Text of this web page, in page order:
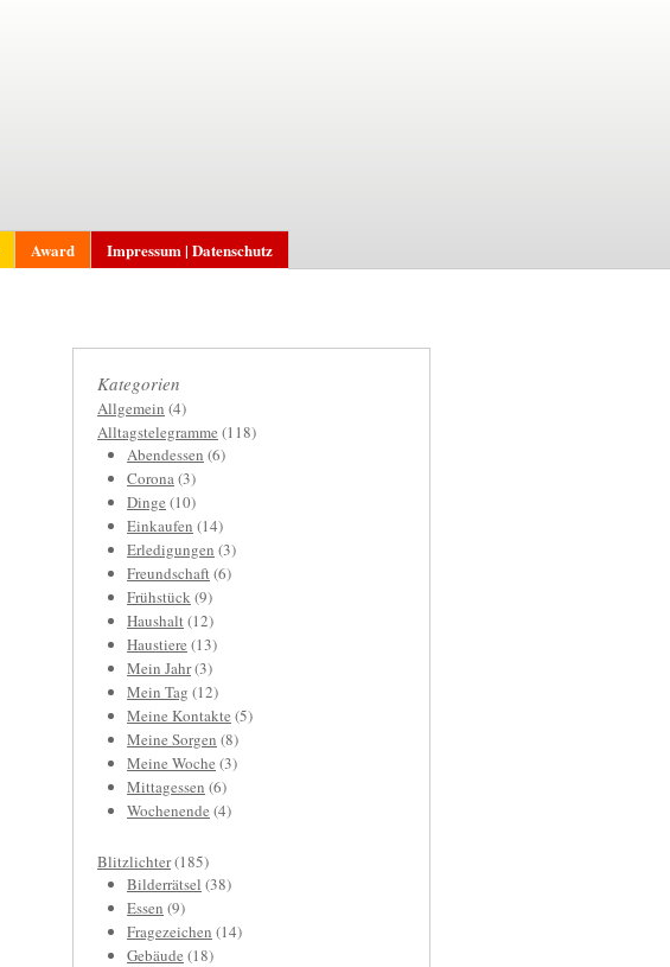
Award Impressum | Datenschutz
Kategorien
Allgemein (4)
Alltagstelegramme (118)
Abendessen (6)
Corona(3)
Dinge (10)
Einkaufen (14)
Erledigungen (3)
Freundschaft(6)
Frühstück(9)
Haushalt(12)
Haustiere (13)
Mein Jahr(3)
Mein Tag (12)
Meine Kontakte (5)
Meine Sorgen (8)
Meine Woche (3)
Mittagessen (6)
Wochenende (4)
Blitzlichter(185)
Bilderrätsel (38)
Essen (9)
Fragezeichen (14)
Gebäude (18)